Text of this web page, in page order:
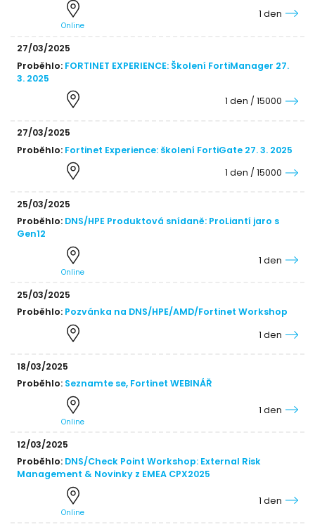
Online
1 den
27/03/2025
Proběhlo:FORTINET EXPERIENCE: Školení FortiManager 27.
3. 2025
1 den / 15000
27/03/2025
Proběhlo:Fortinet Experience: školení FortiGate 27. 3. 2025
1 den / 15000
25/03/2025
Proběhlo:DNS/HPE Produktová snídaně: ProLiantí jaro s
Gen12
Online
1 den
25/03/2025
Proběhlo:Pozvánka na DNS/HPE/AMD/Fortinet Workshop
1 den
18/03/2025
Proběhlo:Seznamte se, Fortinet WEBINÁŘ
Online
1 den
12/03/2025
Proběhlo:DNS/Check Point Workshop: External Risk
Management & Novinky z EMEA CPX2025
Online
1 den